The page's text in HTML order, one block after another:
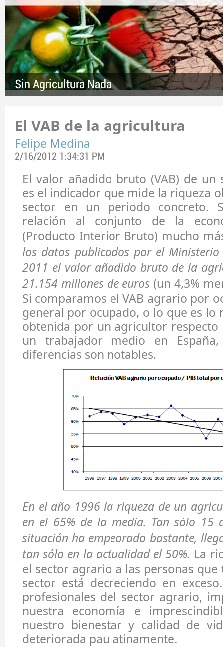
Sin Agricultura Nada
El VAB de la agricultura
Felipe Medina
2/16/2012 1:34:31 PM
El valor añadido bruto (VAB) de un
es el indicador que mide la riqueza
sector en un periodo concreto.
relación al conjunto de la
(Producto Interior Bruto) mucho
los datos publicados por el
2011 el valor añadido bruto de la
21.154 millones de euros (un 4,3%
Si comparamos el VAB agrario por
general por ocupado, o lo que es lo
obtenida por un agricultor
un trabajador medio en
diferencias son notables.
En el año 1996 la riqueza de un
en el 65% de la media. Tan sólo 15
situación ha empeorado bastante,
tan sólo en la actualidad el 50%. La
el sector agrario a las personas
sector está decreciendo en
profesionales del sector agrario,
nuestra economía e
nuestro bienestar y calidad de
deteriorada paulatinamente.